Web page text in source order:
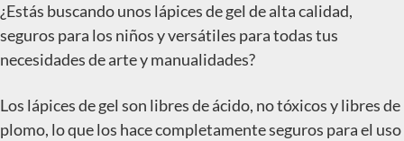
¿Estás buscando unos lápices de gel de alta calidad,
seguros para los niños y versátiles para todas tus
necesidades de arte y manualidades?
Los lápices de gel son libres de ácido, no tóxicos y libres de
plomo, lo que los hace completamente seguros para el uso